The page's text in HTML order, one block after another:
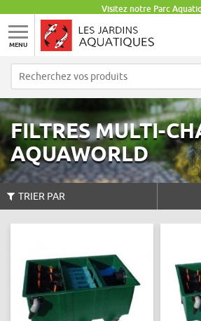
Visitez notre Parc
MENU
FILTRES MULTI-
AQUAWORLD
TRIER PAR